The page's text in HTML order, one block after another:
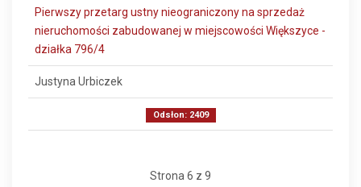
Pierwszy przetarg ustny nieograniczony na sprzedaż
nieruchomości zabudowanej w miejscowości Większyce -
działka 796/4
Justyna Urbiczek
Odsłon: 2409
Strona 6 z 9